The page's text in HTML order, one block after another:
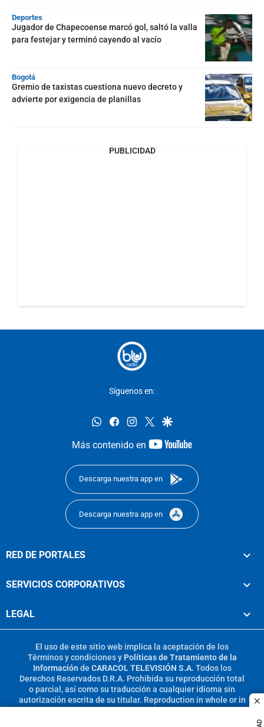
Deportes
Jugador de Chapecoense marcó gol, saltó la valla
para festejar y terminó cayendo al vacío
Bogotá
Gremio de taxistas cuestiona nuevo decreto y
advierte por exigencia de planillas
PUBLICIDAD
Síguenos en:
whatsappfacebookinstagram
twittergoogle
Más contenido en
youtube-
Descarga nuestra app en
Descarga nuestra app en
RED DE PORTALES
SERVICIOS CORPORATIVOS
LEGAL
El uso de este sitio web implica la aceptación de los
Términos y condicionesy Políticas de Tratamiento de la
Información de CARACOL TELEVISIÓN S.A. Todos los
Derechos Reservados D.R.A. Prohibida su reproducción total
o parcial, así como su traducción a cualquier idioma sin
autorización escrita de su titular. Reproduction in whole or in